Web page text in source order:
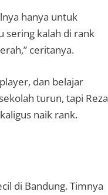
hanya untuk
sering kalah di rank
ceritanya.
dan belajar
turun, tapi Reza
naik rank.
di Bandung. Timnya